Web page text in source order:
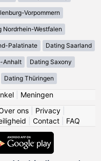
Vorpommern
Nordrhein-Westfalen
Palatinate Dating Saarland
Anhalt Dating Saxony
Dating Thüringen
| Meningen
ons Privacy
Contact FAQ